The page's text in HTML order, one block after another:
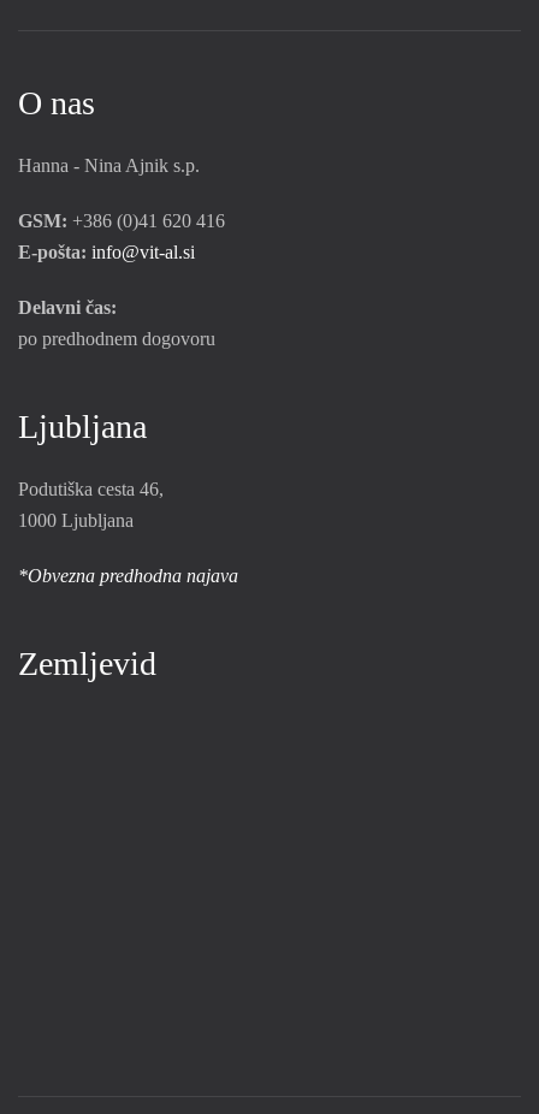
O nas
Hanna - Nina Ajnik s.p.
GSM: +386 (0)41 620 416
E-pošta: info@vit-al.si
Delavni čas:
po predhodnem dogovoru
Ljubljana
Podutiška cesta 46,
1000 Ljubljana
*Obvezna predhodna najava
Zemljevid